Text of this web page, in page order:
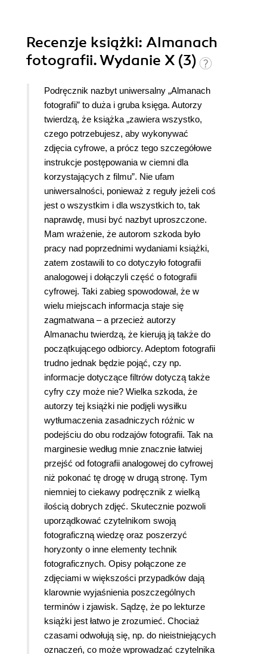
Recenzje książki: Almanach
fotografii. Wydanie X (3)
Podręcznik nazbyt uniwersalny „Almanach
fotografii” to duża i gruba księga. Autorzy
twierdzą, że książka „zawiera wszystko,
czego potrzebujesz, aby wykonywać
zdjęcia cyfrowe, a prócz tego szczegółowe
instrukcje postępowania w ciemni dla
korzystających z filmu”. Nie ufam
uniwersalności, ponieważ z reguły jeżeli coś
jest o wszystkim i dla wszystkich to, tak
naprawdę, musi być nazbyt uproszczone.
Mam wrażenie, że autorom szkoda było
pracy nad poprzednimi wydaniami książki,
zatem zostawili to co dotyczyło fotografii
analogowej i dołączyli część o fotografii
cyfrowej. Taki zabieg spowodował, że w
wielu miejscach informacja staje się
zagmatwana – a przecież autorzy
Almanachu twierdzą, że kierują ją także do
początkującego odbiorcy. Adeptom fotografii
trudno jednak będzie pojąć, czy np.
informacje dotyczące filtrów dotyczą także
cyfry czy może nie? Wielka szkoda, że
autorzy tej książki nie podjęli wysiłku
wytłumaczenia zasadniczych różnic w
podejściu do obu rodzajów fotografii. Tak na
marginesie według mnie znacznie łatwiej
przejść od fotografii analogowej do cyfrowej
niż pokonać tę drogę w drugą stronę. Tym
niemniej to ciekawy podręcznik z wielką
ilością dobrych zdjęć. Skutecznie pozwoli
uporządkować czytelnikom swoją
fotograficzną wiedzę oraz poszerzyć
horyzonty o inne elementy technik
fotograficznych. Opisy połączone ze
zdjęciami w większości przypadków dają
klarownie wyjaśnienia poszczególnych
terminów i zjawisk. Sądzę, że po lekturze
książki jest łatwo je zrozumieć. Chociaż
czasami odwołują się, np. do nieistniejących
oznaczeń, co może wprowadzać czytelnika